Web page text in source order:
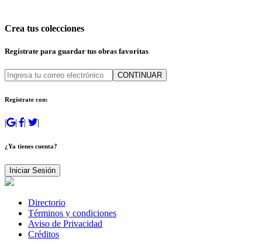
Crea tus colecciones
Regístrate para guardar tus obras favoritas
CONTINUAR
Regístrate con:
| | | |
¿Ya tienes cuenta?
Iniciar Sesión
Directorio
Términos y condiciones
Aviso de Privacidad
Créditos